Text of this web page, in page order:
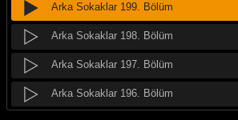
Arka Sokaklar 199. Bölüm
Arka Sokaklar 198. Bölüm
Arka Sokaklar 197. Bölüm
Arka Sokaklar 196. Bölüm